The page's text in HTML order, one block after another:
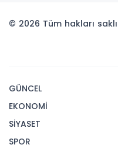
© 2026 Tüm hakları
GÜNCEL
EKONOMİ
SİYASET
SPOR